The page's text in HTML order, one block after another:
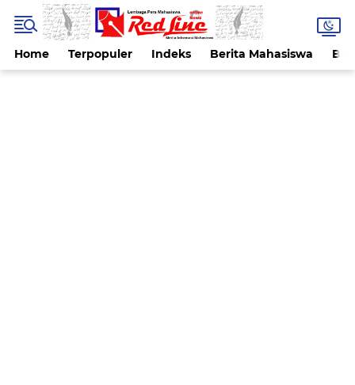
Home Terpopuler Indeks Berita Mahasiswa